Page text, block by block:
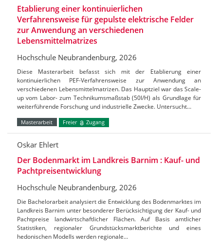
Etablierung einer kontinuierlichen
Verfahrensweise für gepulste elektrische Felder
zur Anwendung an verschiedenen
Lebensmittelmatrizes
Hochschule Neubrandenburg, 2026
Diese Masterarbeit befasst sich mit der Etablierung einer
kontinuierlichen PEF-Verfahrensweise zur Anwendung an
verschiedenen Lebensmittelmatrizen. Das Hauptziel war das Scale-
up vom Labor- zum Technikumsmaßstab (50l/H) als Grundlage für
weiterführende Forschung und industrielle Zwecke. Untersucht…
Masterarbeit Freier Zugang
Oskar Ehlert
Der Bodenmarkt im Landkreis Barnim : Kauf- und
Pachtpreisentwicklung
Hochschule Neubrandenburg, 2026
Die Bachelorarbeit analysiert die Entwicklung des Bodenmarktes im
Landkreis Barnim unter besonderer Berücksichtigung der Kauf- und
Pachtpreise landwirtschaftlicher Flächen. Auf Basis amtlicher
Statistiken, regionaler Grundstücksmarktberichte und eines
hedonischen Modells werden regionale…